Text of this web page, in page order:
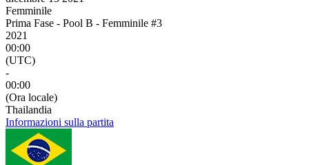
Femminile
Prima Fase - Pool B - Femminile #3
2021
00:00
(UTC)
-
00:00
(Ora locale)
Thailandia
Informazioni sulla partita